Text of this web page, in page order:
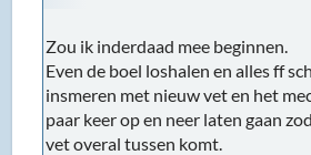
Zou ik inderdaad mee beginnen.
Even de boel loshalen en alles ff
insmeren met nieuw vet en het
paar keer op en neer laten gaan
vet overal tussen komt.